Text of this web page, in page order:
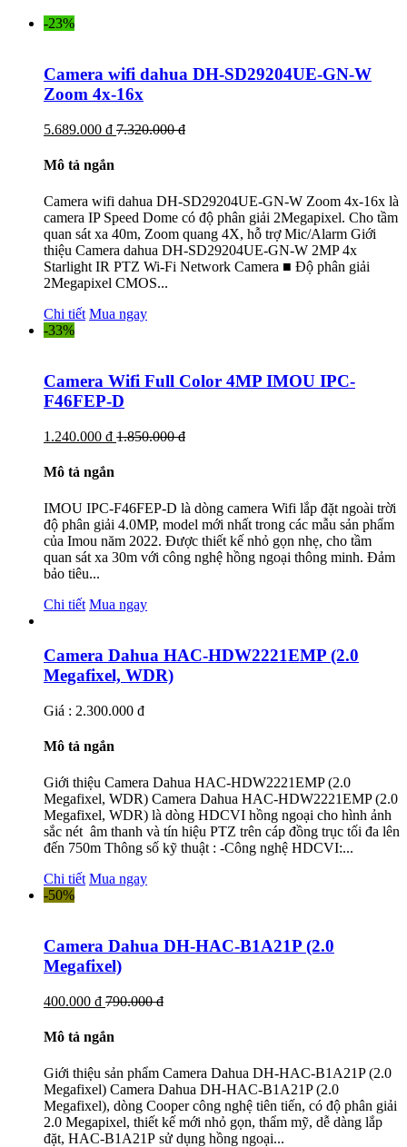
-23%
Camera wifi dahua DH-SD29204UE-GN-W
Zoom 4x-16x
5.689.000 đ 7.320.000 đ
Mô tả ngắn
Camera wifi dahua DH-SD29204UE-GN-W Zoom 4x-16x là
camera IP Speed Dome có độ phân giải 2Megapixel. Cho tầm
quan sát xa 40m, Zoom quang 4X, hỗ trợ Mic/Alarm Giới
thiệu Camera dahua DH-SD29204UE-GN-W 2MP 4x
Starlight IR PTZ Wi-Fi Network Camera ■ Độ phân giải
2Megapixel CMOS...
Chi tiết Mua ngay
-33%
Camera Wifi Full Color 4MP IMOU IPC-
F46FEP-D
1.240.000 đ 1.850.000 đ
Mô tả ngắn
IMOU IPC-F46FEP-D là dòng camera Wifi lắp đặt ngoài trời
độ phân giải 4.0MP, model mới nhất trong các mẫu sản phẩm
của Imou năm 2022. Được thiết kế nhỏ gọn nhẹ, cho tầm
quan sát xa 30m với công nghệ hồng ngoại thông minh. Đảm
bảo tiêu...
Chi tiết Mua ngay
Camera Dahua HAC-HDW2221EMP (2.0
Megafixel, WDR)
Giá : 2.300.000 đ
Mô tả ngắn
Giới thiệu Camera Dahua HAC-HDW2221EMP (2.0
Megafixel, WDR) Camera Dahua HAC-HDW2221EMP (2.0
Megafixel, WDR) là dòng HDCVI hồng ngoại cho hình ảnh
sắc nét âm thanh và tín hiệu PTZ trên cáp đồng trục tối đa lên
đến 750m Thông số kỹ thuật : -Công nghệ HDCVI:...
Chi tiết Mua ngay
-50%
Camera Dahua DH-HAC-B1A21P (2.0
Megafixel)
400.000 đ 790.000 đ
Mô tả ngắn
Giới thiệu sản phẩm Camera Dahua DH-HAC-B1A21P (2.0
Megafixel) Camera Dahua DH-HAC-B1A21P (2.0
Megafixel), dòng Cooper công nghệ tiên tiến, có độ phân giải
2.0 Megapixel, thiết kế mới nhỏ gọn, thẩm mỹ, dễ dàng lắp
đặt, HAC-B1A21P sử dụng hồng ngoại...